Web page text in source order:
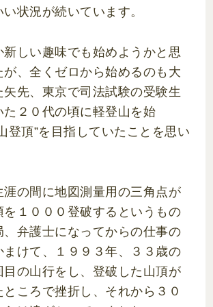
状況が続いています。
新しい趣味でも始めようかと思
が、全くゼロから始めるのも大
先、東京で司法試験の受験生
た２０代の頃に軽登山を始
登頂”を目指していたことを思い
涯の間に地図測量用の三角点が
を１０００登破するというもの
、弁護士になってからの仕事の
まけて、１９９３年、３３歳の
目の山行をし、登破した山頂が
ところで挫折し、それから３０